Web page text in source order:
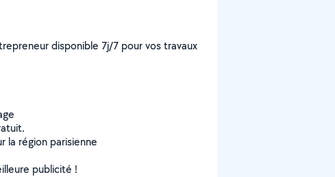
disponible 7j/7 pour vos travaux
la région parisienne
publicité !